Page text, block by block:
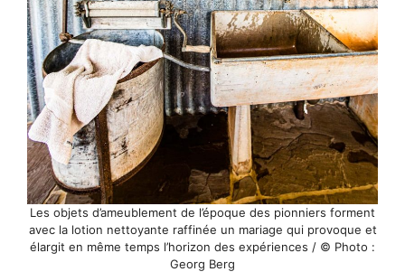
Les objets d’ameublement de l’époque des pionniers forment
avec la lotion nettoyante raffinée un mariage qui provoque et
élargit en même temps l’horizon des expériences / © Photo :
Georg Berg